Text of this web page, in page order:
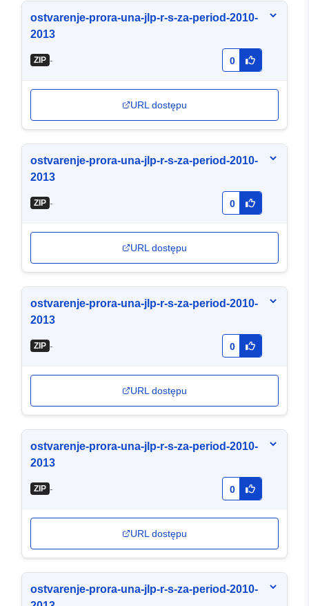
ostvarenje-prora-una-jlp-r-s-za-period-2010-
2013
ZIP - 0
URL dostępu
ostvarenje-prora-una-jlp-r-s-za-period-2010-
2013
ZIP - 0
URL dostępu
ostvarenje-prora-una-jlp-r-s-za-period-2010-
2013
ZIP - 0
URL dostępu
ostvarenje-prora-una-jlp-r-s-za-period-2010-
2013
ZIP - 0
URL dostępu
ostvarenje-prora-una-jlp-r-s-za-period-2010-